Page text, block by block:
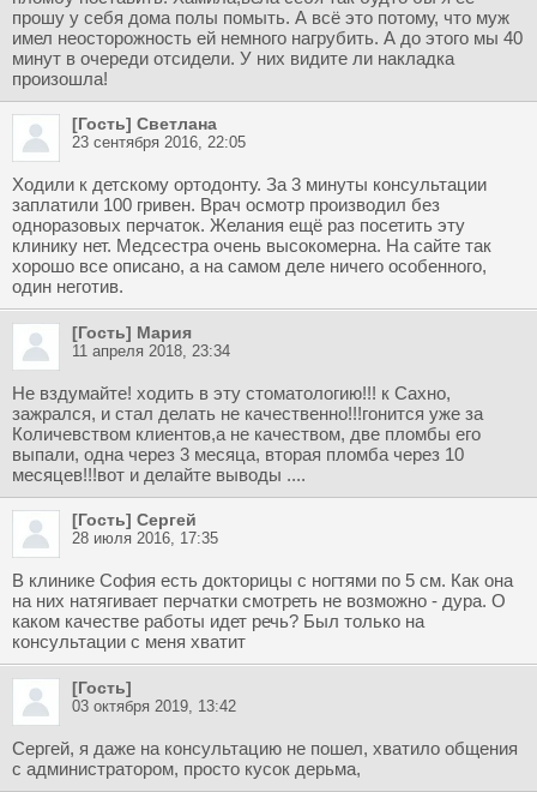
прошу у себя дома полы помыть. А всё это потому, что муж
имел неосторожность ей немного нагрубить. А до этого мы 40
минут в очереди отсидели. У них видите ли накладка
произошла!
[Гость] Светлана
23 сентября 2016, 22:05
Ходили к детскому ортодонту. За 3 минуты консультации
заплатили 100 гривен. Врач осмотр производил без
одноразовых перчаток. Желания ещё раз посетить эту
клинику нет. Медсестра очень высокомерна. На сайте так
хорошо все описано, а на самом деле ничего особенного,
один неготив.
[Гость] Мария
11 апреля 2018, 23:34
Не вздумайте! ходить в эту стоматологию!!! к Сахно,
зажрался, и стал делать не качественно!!!гонится уже за
Количевством клиентов,а не качеством, две пломбы его
выпали, одна через 3 месяца, вторая пломба через 10
месяцев!!!вот и делайте выводы ....
[Гость] Сергей
28 июля 2016, 17:35
В клинике София есть докторицы с ногтями по 5 см. Как она
на них натягивает перчатки смотреть не возможно - дура. О
каком качестве работы идет речь? Был только на
консультации с меня хватит
[Гость]
03 октября 2019, 13:42
Сергей, я даже на консультацию не пошел, хватило общения
с администратором, просто кусок дерьма,